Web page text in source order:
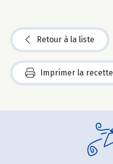
Retour à la liste
Imprimer la recette